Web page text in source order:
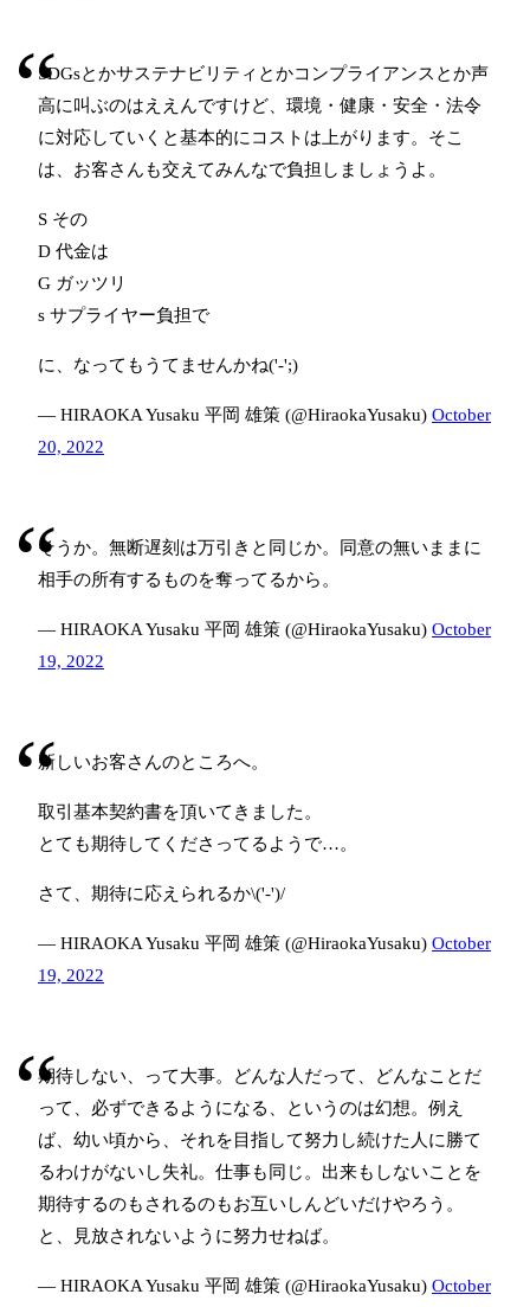
SDGsとかサステナビリティとかコンプライアンスとか声
高に叫ぶのはええんですけど、環境・健康・安全・法令
に対応していくと基本的にコストは上がります。そこ
は、お客さんも交えてみんなで負担しましょうよ。
S その
D 代金は
G ガッツリ
s サプライヤー負担で
に、なってもうてませんかね('-';)
— HIRAOKA Yusaku 平岡 雄策 (@HiraokaYusaku) October
20, 2022
そうか。無断遅刻は万引きと同じか。同意の無いままに
相手の所有するものを奪ってるから。
— HIRAOKA Yusaku 平岡 雄策 (@HiraokaYusaku) October
19, 2022
新しいお客さんのところへ。
取引基本契約書を頂いてきました。
とても期待してくださってるようで…。
さて、期待に応えられるか\('-')/
— HIRAOKA Yusaku 平岡 雄策 (@HiraokaYusaku) October
19, 2022
期待しない、って大事。どんな人だって、どんなことだ
って、必ずできるようになる、というのは幻想。例え
ば、幼い頃から、それを目指して努力し続けた人に勝て
るわけがないし失礼。仕事も同じ。出来もしないことを
期待するのもされるのもお互いしんどいだけやろう。
と、見放されないように努力せねば。
— HIRAOKA Yusaku 平岡 雄策 (@HiraokaYusaku) October